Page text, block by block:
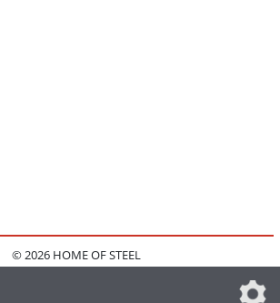
© 2026 HOME OF STEEL
IMPRESSUM